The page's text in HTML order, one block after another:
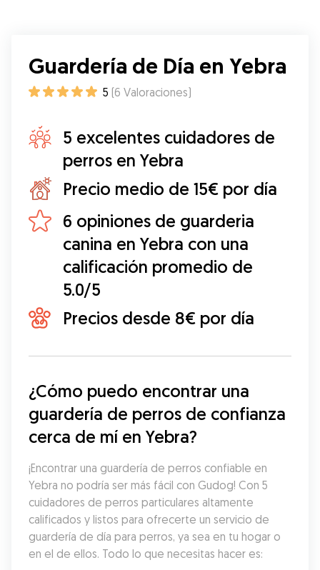
Guardería de Día en Yebra
5 (6 Valoraciones)
5 excelentes cuidadores de
perros en Yebra
Precio medio de 15€ por día
6 opiniones de guarderia
canina en Yebra con una
calificación promedio de
5.0/5
Precios desde 8€ por día
¿Cómo puedo encontrar una
guardería de perros de confianza
cerca de mí en Yebra?
¡Encontrar una guardería de perros confiable en
Yebra no podría ser más fácil con Gudog! Con 5
cuidadores de perros particulares altamente
calificados y listos para ofrecerte un servicio de
guardería de día para perros, ya sea en tu hogar o
en el de ellos. Todo lo que necesitas hacer es: